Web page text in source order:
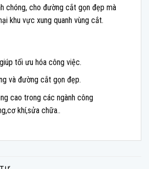
chóng, cho đường cắt gọn đẹp mà
khu vực xung quanh vùng cắt.
tối ưu hóa công việc.
và đường cắt gọn đẹp.
cao trong các ngành công
khí,sửa chữa..